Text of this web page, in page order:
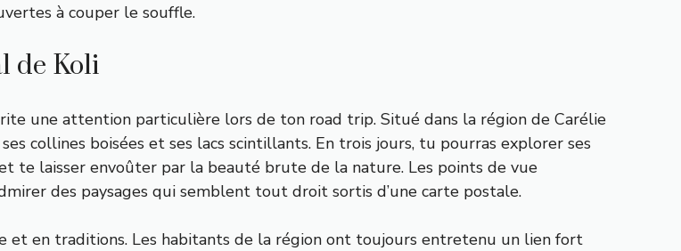
à couper le souffle.
de Koli
une attention particulière lors de ton road trip. Situé dans la région de Carélie
collines boisées et ses lacs scintillants. En trois jours, tu pourras explorer ses
te laisser envoûter par la beauté brute de la nature. Les points de vue
des paysages qui semblent tout droit sortis d’une carte postale.
et en traditions. Les habitants de la région ont toujours entretenu un lien fort